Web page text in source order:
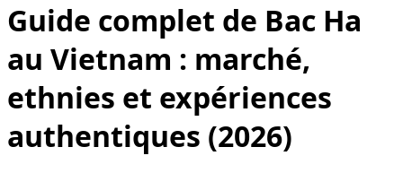
Guide complet de Bac Ha
au Vietnam : marché,
ethnies et expériences
authentiques (2026)